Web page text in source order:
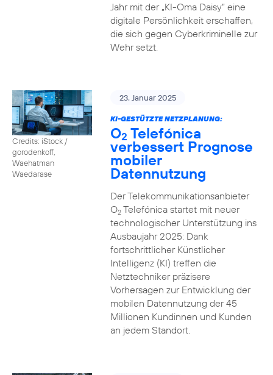
Jahr mit der „KI-Oma Daisy“ eine
digitale Persönlichkeit erschaffen,
die sich gegen Cyberkriminelle zur
Wehr setzt.
Credits: iStock /
gorodenkoff,
Waehatman
Waedarase
23. Januar 2025
KI-GESTÜTZTE NETZPLANUNG:
O2 Telefónica
verbessert Prognose
mobiler
Datennutzung
Der Telekommunikationsanbieter
O2Telefónica startet mit neuer
technologischer Unterstützung ins
Ausbaujahr 2025: Dank
fortschrittlicher Künstlicher
Intelligenz (KI) treffen die
Netztechniker präzisere
Vorhersagen zur Entwicklung der
mobilen Datennutzung der 45
Millionen Kundinnen und Kunden
an jedem Standort.